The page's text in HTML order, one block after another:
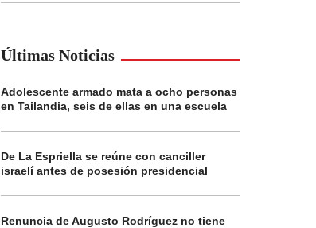
Últimas Noticias
Adolescente armado mata a ocho personas
en Tailandia, seis de ellas en una escuela
De La Espriella se reúne con canciller
israelí antes de posesión presidencial
Renuncia de Augusto Rodríguez no tiene